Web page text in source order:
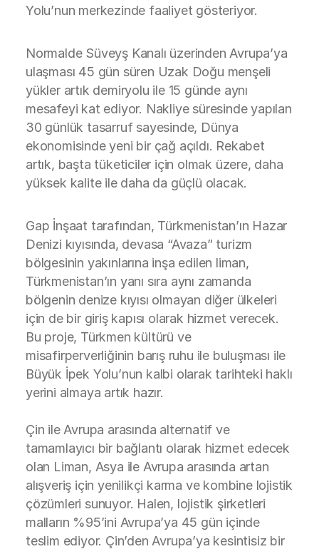
Yolu’nun merkezinde faaliyet gösteriyor.
Normalde Süveyş Kanalı üzerinden Avrupa’ya
ulaşması 45 gün süren Uzak Doğu menşeli
yükler artık demiryolu ile 15 günde aynı
mesafeyi kat ediyor. Nakliye süresinde yapılan
30 günlük tasarruf sayesinde, Dünya
ekonomisinde yeni bir çağ açıldı. Rekabet
artık, başta tüketiciler için olmak üzere, daha
yüksek kalite ile daha da güçlü olacak.
Gap İnşaat tarafından, Türkmenistan’ın Hazar
Denizi kıyısında, devasa “Avaza” turizm
bölgesinin yakınlarına inşa edilen liman,
Türkmenistan’ın yanı sıra aynı zamanda
bölgenin denize kıyısı olmayan diğer ülkeleri
için de bir giriş kapısı olarak hizmet verecek.
Bu proje, Türkmen kültürü ve
misafirperverliğinin barış ruhu ile buluşması ile
Büyük İpek Yolu’nun kalbi olarak tarihteki haklı
yerini almaya artık hazır.
Çin ile Avrupa arasında alternatif ve
tamamlayıcı bir bağlantı olarak hizmet edecek
olan Liman, Asya ile Avrupa arasında artan
alışveriş için yenilikçi karma ve kombine lojistik
çözümleri sunuyor. Halen, lojistik şirketleri
malların %95’ini Avrupa’ya 45 gün içinde
teslim ediyor. Çin’den Avrupa’ya kesintisiz bir